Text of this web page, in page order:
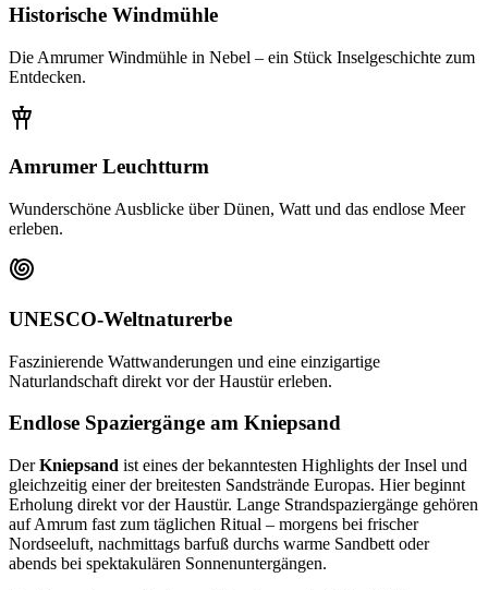
Historische Windmühle
Die Amrumer Windmühle in Nebel – ein Stück Inselgeschichte zum
Entdecken.
Amrumer Leuchtturm
Wunderschöne Ausblicke über Dünen, Watt und das endlose Meer
erleben.
UNESCO-Weltnaturerbe
Faszinierende Wattwanderungen und eine einzigartige
Naturlandschaft direkt vor der Haustür erleben.
Endlose Spaziergänge am Kniepsand
DerKniepsand ist eines der bekanntesten Highlights der Insel und
gleichzeitig einer der breitesten Sandstrände Europas. Hier beginnt
Erholung direkt vor der Haustür. Lange Strandspaziergänge gehören
auf Amrum fast zum täglichen Ritual – morgens bei frischer
Nordseeluft, nachmittags barfuß durchs warme Sandbett oder
abends bei spektakulären Sonnenuntergängen.